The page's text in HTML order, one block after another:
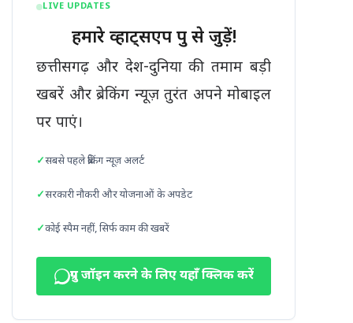
LIVE UPDATES
हमारे व्हाट्सएप ग्रुप से जुड़ें!
छत्तीसगढ़ और देश-दुनिया की तमाम बड़ी
खबरें और ब्रेकिंग न्यूज़ तुरंत अपने मोबाइल
पर पाएं।
सबसे पहले ब्रेकिंग न्यूज़ अलर्ट
सरकारी नौकरी और योजनाओं के अपडेट
कोई स्पैम नहीं, सिर्फ काम की खबरें
ग्रुप जॉइन करने के लिए यहाँ क्लिक करें